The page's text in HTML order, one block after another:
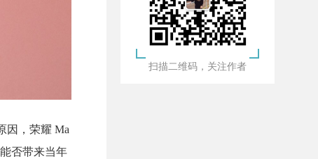
因，荣耀 Ma
否带来当年
扫描二维码，关注作者